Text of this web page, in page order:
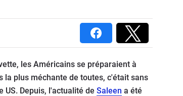
les Américains se préparaient à
la plus méchante de toutes, c'était sans
US. Depuis, l'actualité de Saleen a été